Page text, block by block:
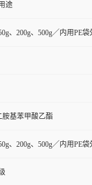
途
、200g、500g／内用PE
胺基苯甲酸乙酯
、200g、500g／内用PE